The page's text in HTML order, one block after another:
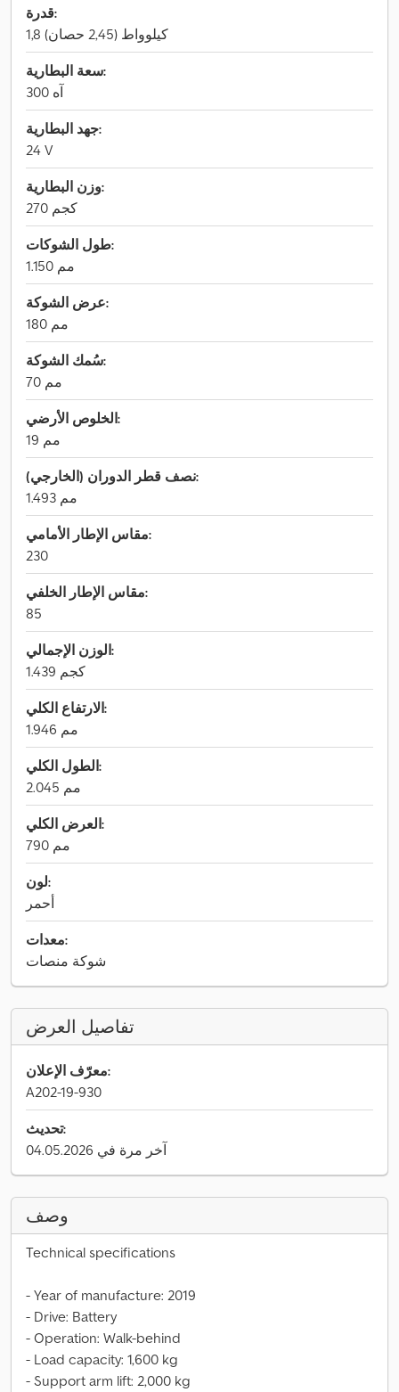
قدرة:
1,8 كيلوواط (2,45 حصان)
سعة البطارية:
300 آه
جهد البطارية:
24 V
وزن البطارية:
270 كجم
طول الشوكات:
1.150 مم
عرض الشوكة:
180 مم
سُمك الشوكة:
70 مم
الخلوص الأرضي:
19 مم
نصف قطر الدوران (الخارجي):
1.493 مم
مقاس الإطار الأمامي:
230
مقاس الإطار الخلفي:
85
الوزن الإجمالي:
1.439 كجم
الارتفاع الكلي:
1.946 مم
الطول الكلي:
2.045 مم
العرض الكلي:
790 مم
لون:
أحمر
معدات:
شوكة منصات
تفاصيل العرض
معرّف الإعلان:
A202-19-930
تحديث:
آخر مرة في 04.05.2026
وصف
Technical specifications
- Year of manufacture: 2019
- Drive: Battery
- Operation: Walk-behind
- Load capacity: 1,600 kg
- Support arm lift: 2,000 kg